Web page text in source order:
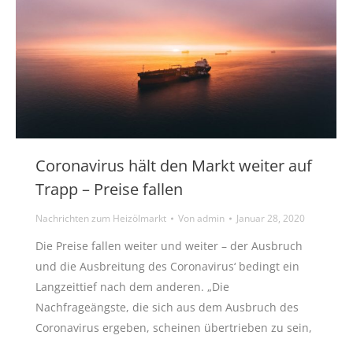
Coronavirus hält den Markt weiter auf
Trapp – Preise fallen
Nachrichten zum Heizölmarkt Vonadmin Januar 28, 2020
Die Preise fallen weiter und weiter – der Ausbruch
und die Ausbreitung des Coronavirus‘ bedingt ein
Langzeittief nach dem anderen. „Die
Nachfrageängste, die sich aus dem Ausbruch des
Coronavirus ergeben, scheinen übertrieben zu sein,